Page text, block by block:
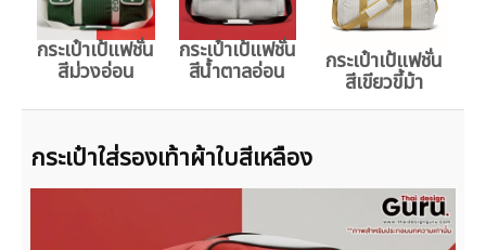
กระเป๋าเป้แฟชั่น
สีม่วงอ่อน
กระเป๋าเป้แฟชั่น
สีน้ำตาลอ่อน กระเป๋าเป้แฟชั่น
สีเขียวขี้ม้า
กระเป๋าใส่รองเท้าผ้าใบสีเหลือง